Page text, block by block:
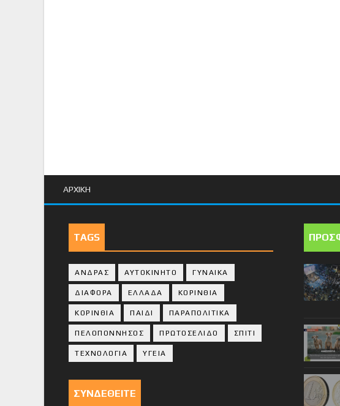
ΑΡΧΙΚΗ
TAGS
ΑΝΔΡΑΣ ΑΥΤΟΚΙΝΗΤΟ ΓΥΝΑΙΚΑ
ΔΙΑΦΟΡΑ ΕΛΛΑΔΑ ΚΟΡΙΝΘΙΑ
ΚΟΡΙΝΘΙA ΠΑΙΔΙ ΠΑΡΑΠΟΛΙΤΙΚΑ
ΠΕΛΟΠΟΝΝΗΣΟΣ ΠΡΩΤΟΣΕΛΙΔΟ ΣΠΙΤΙ
ΤΕΧΝΟΛΟΓΙΑ ΥΓΕΙΑ
ΣΥΝΔΕΘΕΙΤΕ